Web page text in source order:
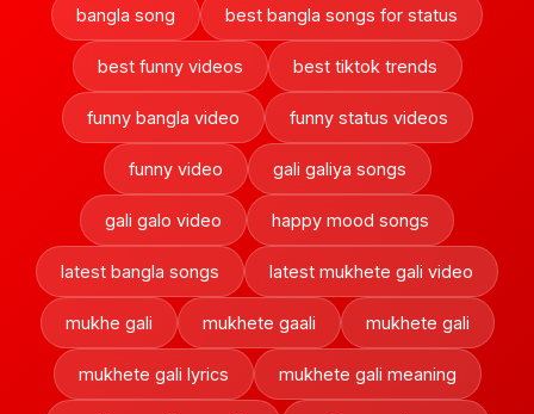
bangla song best bangla songs for status
best funny videos best tiktok trends
funny bangla video funny status videos
funny video gali galiya songs
gali galo video happy mood songs
latest bangla songs latest mukhete gali video
mukhe gali mukhete gaali mukhete gali
mukhete gali lyrics mukhete gali meaning